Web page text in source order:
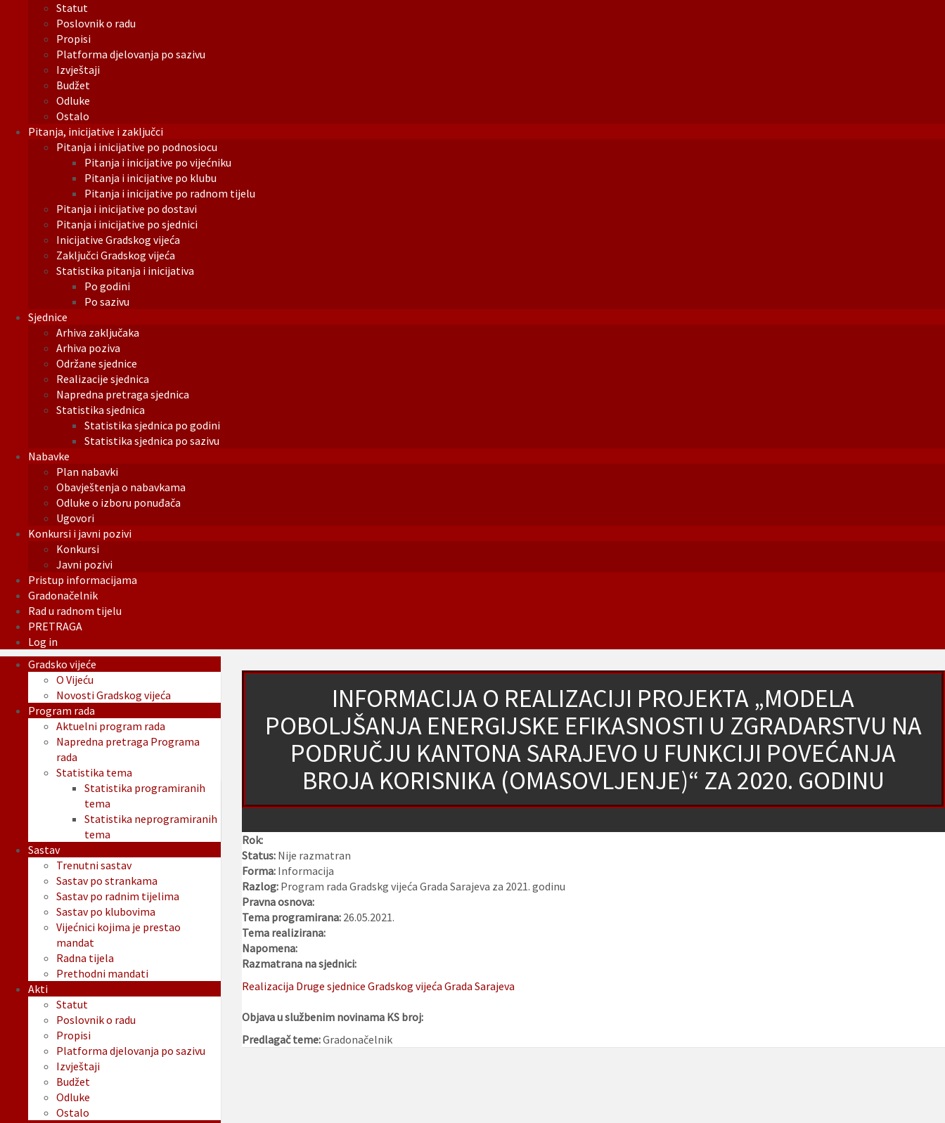
Statut
Poslovnik o radu
Propisi
Platforma djelovanja po sazivu
Izvještaji
Budžet
Odluke
Ostalo
Pitanja, inicijative i zaključci
Pitanja i inicijative po podnosiocu
Pitanja i inicijative po vijećniku
Pitanja i inicijative po klubu
Pitanja i inicijative po radnom tijelu
Pitanja i inicijative po dostavi
Pitanja i inicijative po sjednici
Inicijative Gradskog vijeća
Zaključci Gradskog vijeća
Statistika pitanja i inicijativa
Po godini
Po sazivu
Sjednice
Arhiva zaključaka
Arhiva poziva
Održane sjednice
Realizacije sjednica
Napredna pretraga sjednica
Statistika sjednica
Statistika sjednica po godini
Statistika sjednica po sazivu
Nabavke
Plan nabavki
Obavještenja o nabavkama
Odluke o izboru ponuđača
Ugovori
Konkursi i javni pozivi
Konkursi
Javni pozivi
Pristup informacijama
Gradonačelnik
Rad u radnom tijelu
PRETRAGA
Log in
INFORMACIJA O REALIZACIJI PROJEKTA „MODELA
POBOLJŠANJA ENERGIJSKE EFIKASNOSTI U ZGRADARSTVU NA
PODRUČJU KANTONA SARAJEVO U FUNKCIJI POVEĆANJA
BROJA KORISNIKA (OMASOVLJENJE)“ ZA 2020. GODINU
Rok:
Status: Nije razmatran
Forma: Informacija
Razlog: Program rada Gradskg vijeća Grada Sarajeva za 2021. godinu
Pravna osnova:
Tema programirana: 26.05.2021.
Tema realizirana:
Napomena:
Razmatrana na sjednici:
Realizacija Druge sjednice Gradskog vijeća Grada Sarajeva
Objava u službenim novinama KS broj:
Predlagač teme:Gradonačelnik
Gradsko vijeće
O Vijeću
Novosti Gradskog vijeća
Program rada
Aktuelni program rada
Napredna pretraga Programa
rada
Statistika tema
Statistika programiranih
tema
Statistika neprogramiranih
tema
Sastav
Trenutni sastav
Sastav po strankama
Sastav po radnim tijelima
Sastav po klubovima
Vijećnici kojima je prestao
mandat
Radna tijela
Prethodni mandati
Akti
Statut
Poslovnik o radu
Propisi
Platforma djelovanja po sazivu
Izvještaji
Budžet
Odluke
Ostalo